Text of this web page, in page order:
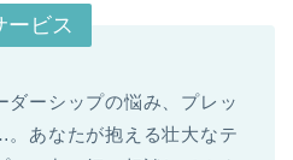
ービス
ダーシップの悩み、プレッ
あなたが抱える壮大なテ